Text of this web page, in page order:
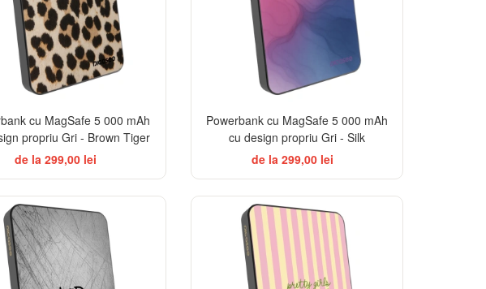
cu MagSafe 5 000 mAh
propriu Gri - Brown Tiger
de la 299,00 lei
Powerbank cu MagSafe 5 000 mAh
cu design propriu Gri - Silk
de la 299,00 lei